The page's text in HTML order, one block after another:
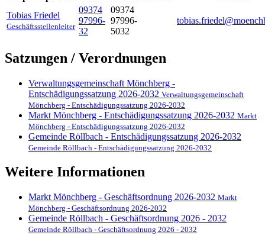
Tobias Friedel
Geschäftsstellenleiter
09374
97996-
32
09374
97996-
5032
Satzungen / Verordnungen
Verwaltungsgemeinschaft Mönchberg -
Entschädigungssatzung 2026-2032 Verwaltungsgemeinschaft
Mönchberg - Entschädigungssatzung 2026-2032
Markt Mönchberg - Entschädigungssatzung 2026-2032 Markt
Mönchberg - Entschädigungssatzung 2026-2032
Gemeinde Röllbach - Entschädigungssatzung 2026-2032
Gemeinde Röllbach - Entschädigungssatzung 2026-2032
Weitere Informationen
Markt Mönchberg - Geschäftsordnung 2026-2032 Markt
Mönchberg - Geschäftsordnung 2026-2032
Gemeinde Röllbach - Geschäftsordnung 2026 - 2032
Gemeinde Röllbach - Geschäftsordnung 2026 - 2032